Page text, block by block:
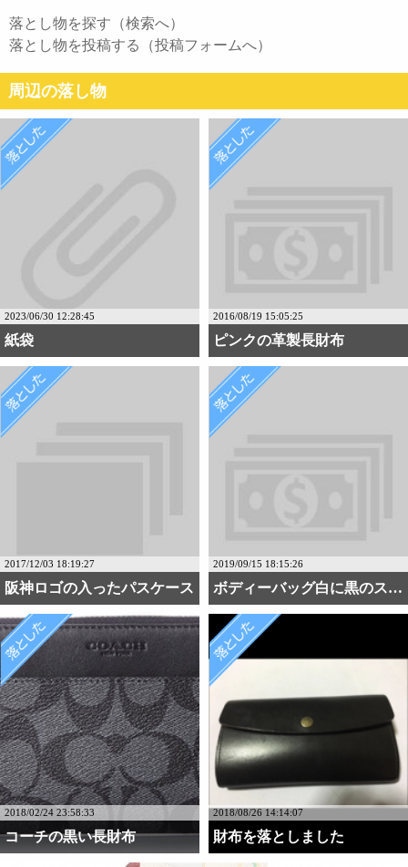
落とし物を探す（検索へ）
落とし物を投稿する（投稿フォームへ）
周辺の落し物
2023/06/30 12:28:45
紙袋
2016/08/19 15:05:25
ピンクの革製長財布
2017/12/03 18:19:27
阪神ロゴの入ったパスケース
2019/09/15 18:15:26
ボディーバッグ白に黒のス・・・
2018/02/24 23:58:33
コーチの黒い長財布
2018/08/26 14:14:07
財布を落としました